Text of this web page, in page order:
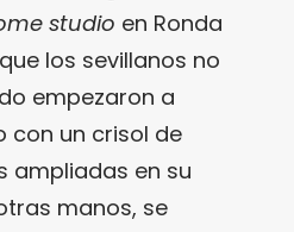
studio en Ronda
los sevillanos no
empezaron a
con un crisol de
ampliadas en su
manos, se